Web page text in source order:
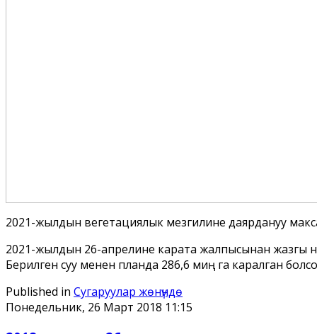
2021-жылдын вегетациялык мезгилине даярдануу
2021-жылдын 26-апрелине карата жалпысынан жазгы
Берилген суу менен планда 286,6 миң га каралган
Published in Сугаруулар жѳнүндѳ
Понедельник, 26 Март 2018 11:15